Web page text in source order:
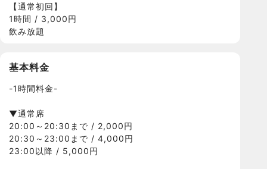
【通常初回】
1時間 / 3,000円
飲み放題
基本料金
-1時間料金-
▼通常席
20:00～20:30まで / 2,000円
20:30～23:00まで / 4,000円
23:00以降 / 5,000円